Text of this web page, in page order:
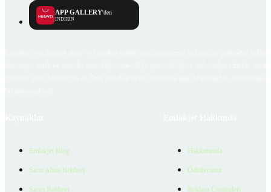
APP GALLERY'den
İNDİRİN
Emlakjet Blog
Satın Alma Rehberi
Satıcı Rehberi
Hakkımızda
Ödüllerimiz
Reklam Çözümleri